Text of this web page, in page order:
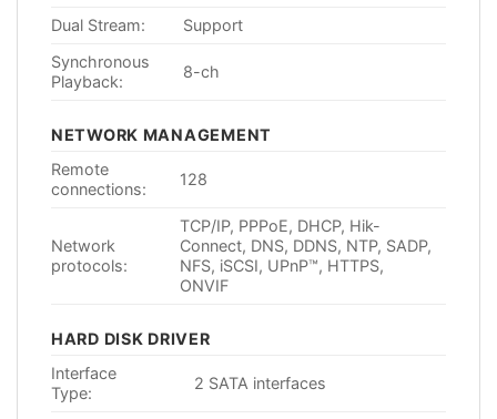
Dual Stream:
Support
Synchronous
Playback:
8-ch
NETWORK MANAGEMENT
Remote
connections:
128
Network
protocols:
TCP/IP, PPPoE, DHCP, Hik-
Connect, DNS, DDNS, NTP, SADP,
NFS, iSCSI, UPnP™, HTTPS,
ONVIF
HARD DISK DRIVER
Interface
Type:
2 SATA interfaces